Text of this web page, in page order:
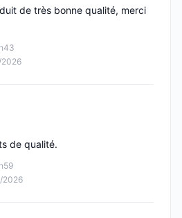
2026
de très bonne qualité, merci
2026
de qualité.